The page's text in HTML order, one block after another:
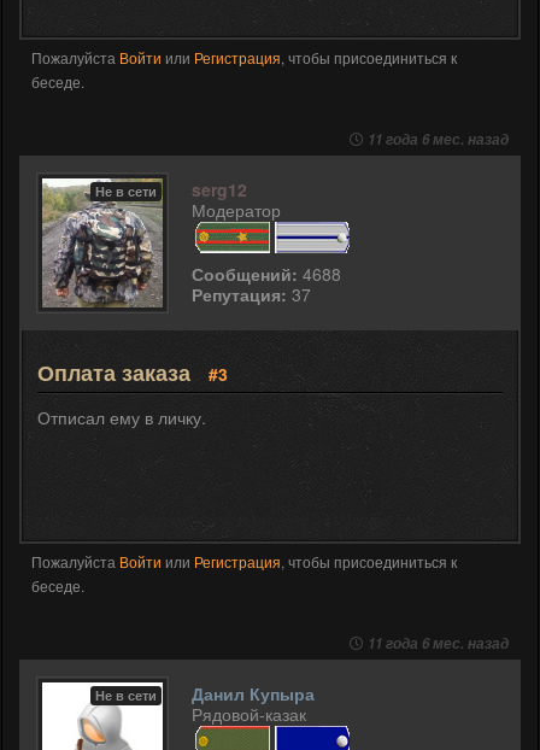
Пожалуйста Войти или Регистрация, чтобы присоединиться к
беседе.
11 года 6 мес. назад
Не в сети
serg12
Модератор
Сообщений: 4688
Репутация: 37
Оплата заказа
#3
Отписал ему в личку.
Пожалуйста Войти или Регистрация, чтобы присоединиться к
беседе.
11 года 6 мес. назад
Не в сети
Данил Купыра
Рядовой-казак